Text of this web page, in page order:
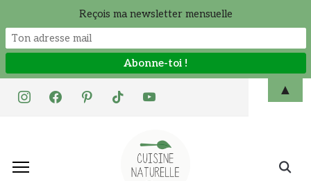
instagramfacebookpinteresttiktok youtube
Search
Reçois ma newsletter mensuelle
▲